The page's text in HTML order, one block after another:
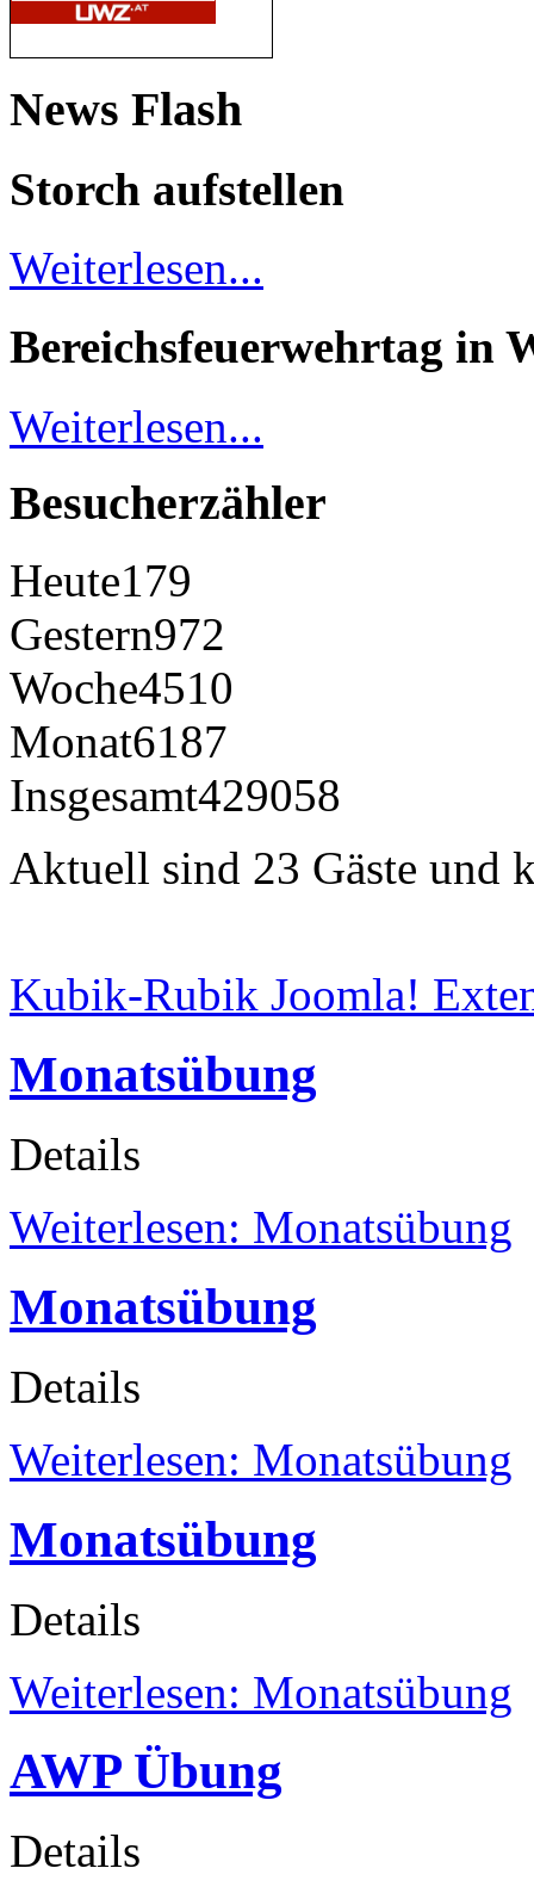
News Flash
Storch aufstellen
Weiterlesen...
Bereichsfeuerwehrtag in
Weiterlesen...
Besucherzähler
Heute179
Gestern972
Woche4510
Monat6187
Insgesamt429058
Aktuell sind 23 Gäste und
Kubik-Rubik Joomla!
Monatsübung
Details
Weiterlesen: Monatsübung
Monatsübung
Details
Weiterlesen: Monatsübung
Monatsübung
Details
Weiterlesen: Monatsübung
AWP Übung
Details